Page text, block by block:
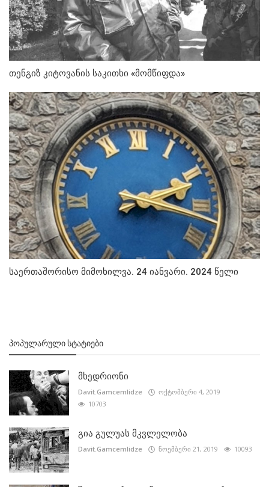
თენგიზ კიტოვანის საკითხი «მომწიფდა»
საერთაშორისო მიმოხილვა. 24 იანვარი. 2024 წელი
ᲞᲝᲞᲣᲚᲐᲠᲣᲚᲘ ᲡᲢᲐᲢᲘᲔᲑᲘ
მხედრიონი
Davit.Gamcemlidze
ოქტომბერი 4, 2019
10703
გია გულუას მკვლელობა
Davit.Gamcemlidze ნოემბერი 21, 2019 10093